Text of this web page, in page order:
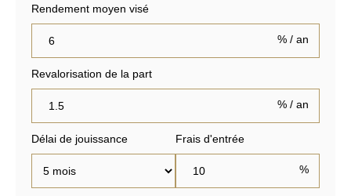
Rendement moyen visé
% / an
Revalorisation de la part
% / an
Délai de jouissance Frais d'entrée
%